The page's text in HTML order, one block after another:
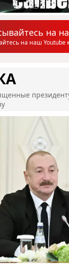
на
на наш Youtube